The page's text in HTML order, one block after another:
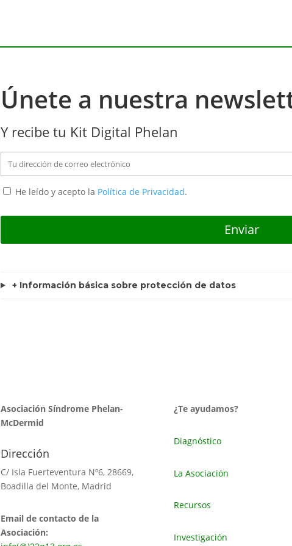
Únete a nuestra
Y recibe tu Kit Digital Phelan
He leído y acepto la Política de Privacidad.
+ Información básica sobre protección de datos
Asociación Síndrome Phelan-
McDermid
Dirección
C/ Isla Fuerteventura Nº6, 28669,
Boadilla del Monte, Madrid
Email de contacto de la
Asociación:
¿Te ayudamos?
Diagnóstico
La Asociación
Recursos
Investigación